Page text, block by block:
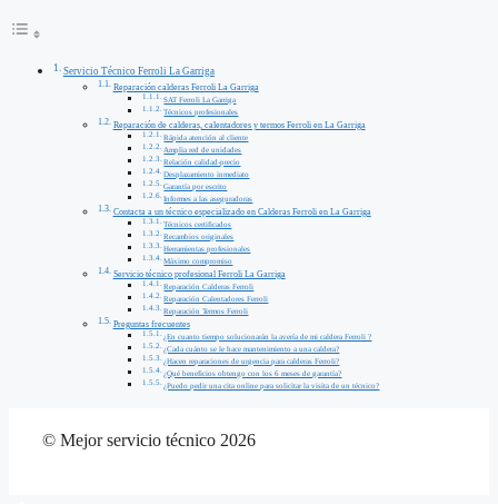
Servicio Técnico Ferroli La Garriga
Reparación calderas Ferroli La Garriga
SAT Ferroli La Garriga
Técnicos profesionales
Reparación de calderas, calentadores y termos Ferroli en La Garriga
Rápida atención al cliente
Amplia red de unidades
Relación calidad-precio
Desplazamiento inmediato
Garantía por escrito
Informes a las aseguradoras
Contacta a un técnico especializado en Calderas Ferroli en La Garriga
Técnicos certificados
Recambios originales
Herramientas profesionales
Máximo compromiso
Servicio técnico profesional Ferroli La Garriga
Reparación Calderas Ferroli
Reparación Calentadores Ferroli
Reparación Termos Ferroli
Preguntas frecuentes
¿En cuanto tiempo solucionarán la avería de mi caldera Ferroli ?
¿Cada cuánto se le hace mantenimiento a una caldera?
¿Hacen reparaciones de urgencia para calderas Ferroli?
¿Qué beneficios obtengo con los 6 meses de garantía?
¿Puedo pedir una cita online para solicitar la visita de un técnico?
© Mejor servicio técnico 2026